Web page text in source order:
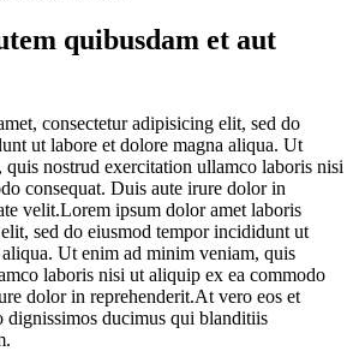
quibusdam et aut
consectetur adipisicing elit, sed do
ut labore et dolore magna aliqua. Ut
nostrud exercitation ullamco laboris nisi
consequat. Duis aute irure dolor in
velit.Lorem ipsum dolor amet laboris
sed do eiusmod tempor incididunt ut
Ut enim ad minim veniam, quis
laboris nisi ut aliquip ex ea commodo
dolor in reprehenderit.At vero eos et
dignissimos ducimus qui blanditiis